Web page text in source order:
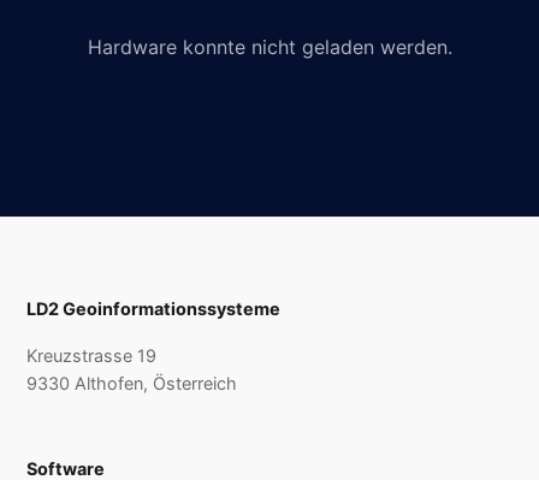
Hardware konnte nicht geladen werden.
LD2 Geoinformationssysteme
Kreuzstrasse 19
9330 Althofen, Österreich
Software